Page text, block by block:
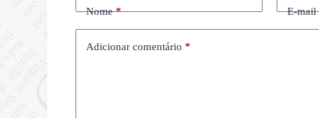
Nome* E-mail
Adicionar comentário *